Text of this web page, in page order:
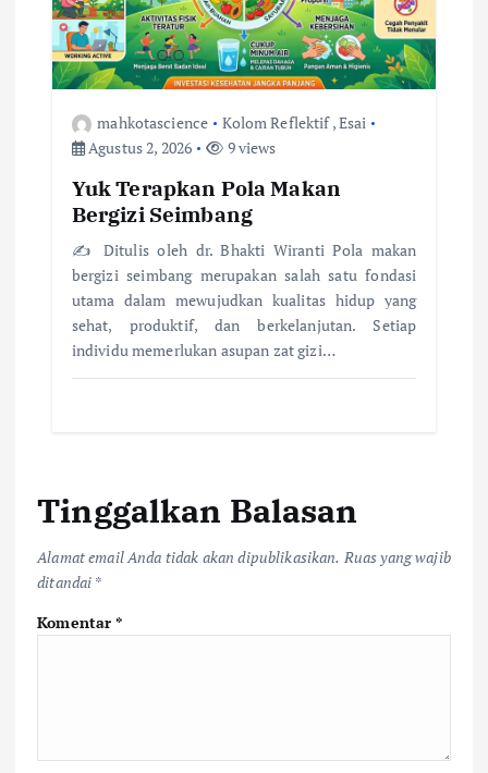
mahkotascience Kolom Reflektif,Esai
Agustus 2, 2026
9 views
Yuk Terapkan Pola Makan
Bergizi Seimbang
✍️ Ditulis oleh dr. Bhakti Wiranti Pola makan
bergizi seimbang merupakan salah satu fondasi
utama dalam mewujudkan kualitas hidup yang
sehat, produktif, dan berkelanjutan. Setiap
individu memerlukan asupan zat gizi…
Tinggalkan Balasan
Alamat email Anda tidak akan dipublikasikan. Ruas yang wajib
ditandai *
Komentar*